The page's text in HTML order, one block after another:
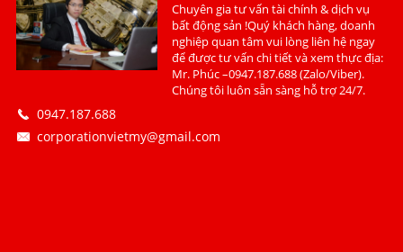
Chuyên gia tư vấn tài chính & dịch vụ
bất động sản !Quý khách hàng, doanh
nghiệp quan tâm vui lòng liên hệ ngay
để được tư vấn chi tiết và xem thực địa:
Mr. Phúc –0947.187.688 (Zalo/Viber).
Chúng tôi luôn sẵn sàng hỗ trợ 24/7.
0947.187.688
corporationvietmy@gmail.com